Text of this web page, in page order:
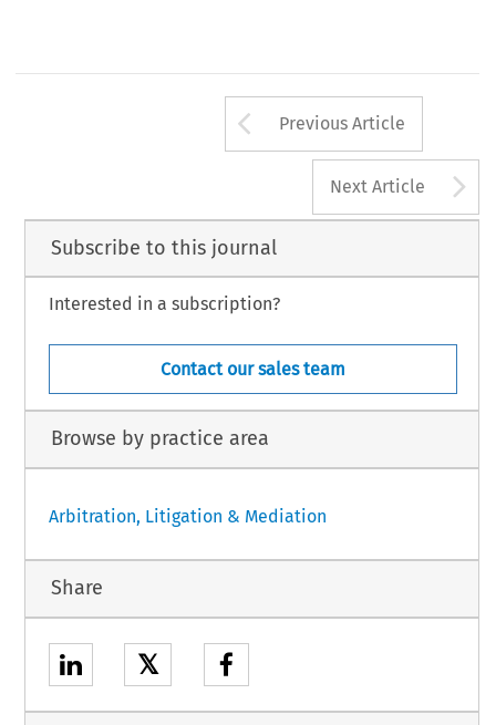
Arrow button
Previous Article
Next Article
Subscribe to this journal
Interested in a subscription?
Contact our sales team
Browse by practice area
Arbitration, Litigation & Mediation
Share
𝕏